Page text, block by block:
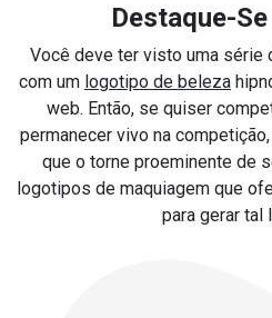
Destaque-
Você deve ter visto uma série
com um logotipo de beleza
web. Então, se quiser
permanecer vivo na
que o torne proeminente de
logotipos de maquiagem que
para gerar tal